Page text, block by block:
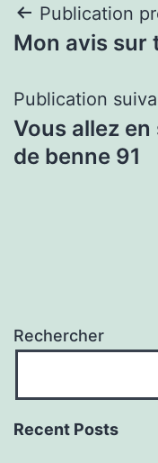
de
l’article
Publication
Mon avis sur
Publication
Vous allez
de benne 91
Rechercher
Recent Posts